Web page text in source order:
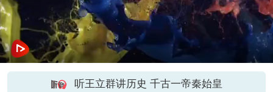
听王立群讲历史 千古一帝秦始皇